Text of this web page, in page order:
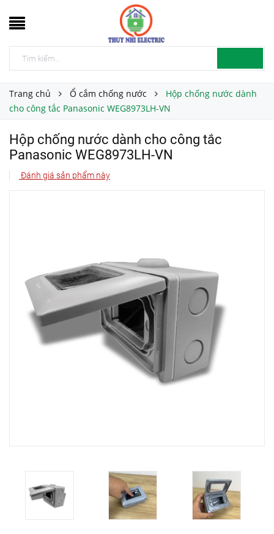
Trang chủ Ổ cắm chống nước
Hộp chống nước dành
cho công tắc Panasonic WEG8973LH-VN
Hộp chống nước dành cho công tắc
Panasonic WEG8973LH-VN
Đánh giá sản phẩm này